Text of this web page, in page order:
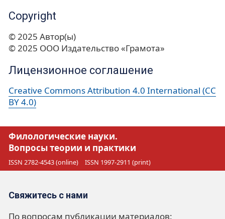
Copyright
© 2025 Автор(ы)
© 2025 ООО Издательство «Грамота»
Лицензионное соглашение
Creative Commons Attribution 4.0 International (CC
BY 4.0)
Филологические науки.
Вопросы теории и практики
ISSN 2782-4543 (online) ISSN 1997-2911 (print)
Свяжитесь с нами
По вопросам публикации материалов: